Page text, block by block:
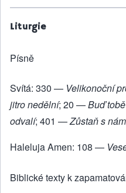
Liturgie
Písně
Svítá: 330 — Velikonoční
jitro nedělní; 20 —Buď
odvalí; 401 —Zůstaň s
Haleluja Amen: 108 —
Biblické texty k